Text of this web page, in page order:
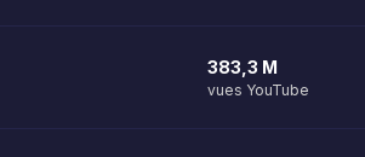
383,3 M
vues YouTube